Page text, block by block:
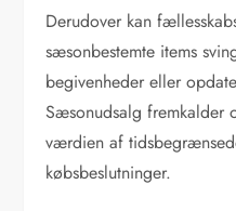
Derudover kan
sæsonbestemte items
begivenheder eller
Sæsonudsalg fremkalder
værdien af
købsbeslutninger.